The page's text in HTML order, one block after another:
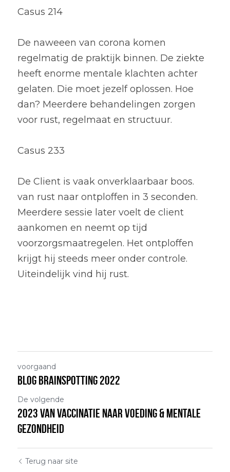
Casus 214
De naweeen van corona komen
regelmatig de praktijk binnen. De ziekte
heeft enorme mentale klachten achter
gelaten. Die moet jezelf oplossen. Hoe
dan? Meerdere behandelingen zorgen
voor rust, regelmaat en structuur.
Casus 233
De Client is vaak onverklaarbaar boos.
van rust naar ontploffen in 3 seconden.
Meerdere sessie later voelt de client
aankomen en neemt op tijd
voorzorgsmaatregelen. Het ontploffen
krijgt hij steeds meer onder controle.
Uiteindelijk vind hij rust.
voorgaand
Blog Brainspotting 2022
De volgende
2023 van vaccinatie naar voeding & mentale
gezondheid
Terug naar site